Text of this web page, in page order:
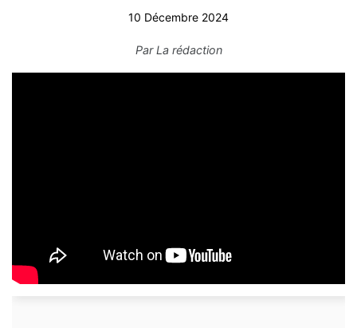
10 Décembre 2024
ParLa rédaction